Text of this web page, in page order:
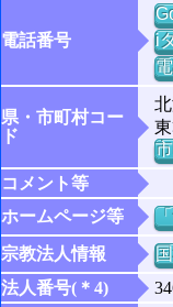
電話番号
i
県・市町村コー
ド
コメント等
ホームページ等
宗教法人情報
法人番号(＊4)